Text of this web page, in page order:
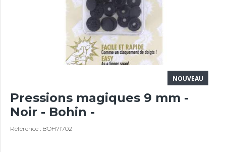
NOUVEAU
Pressions magiques 9 mm -
Noir - Bohin -
Référence : BOH71702